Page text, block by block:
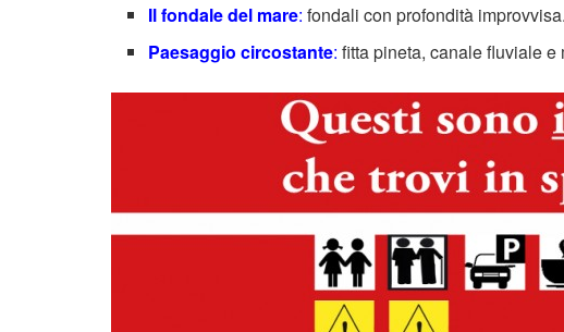
Il fondale del mare: fondali con profondità
Paesaggio circostante: fitta pineta, canale fluviale e